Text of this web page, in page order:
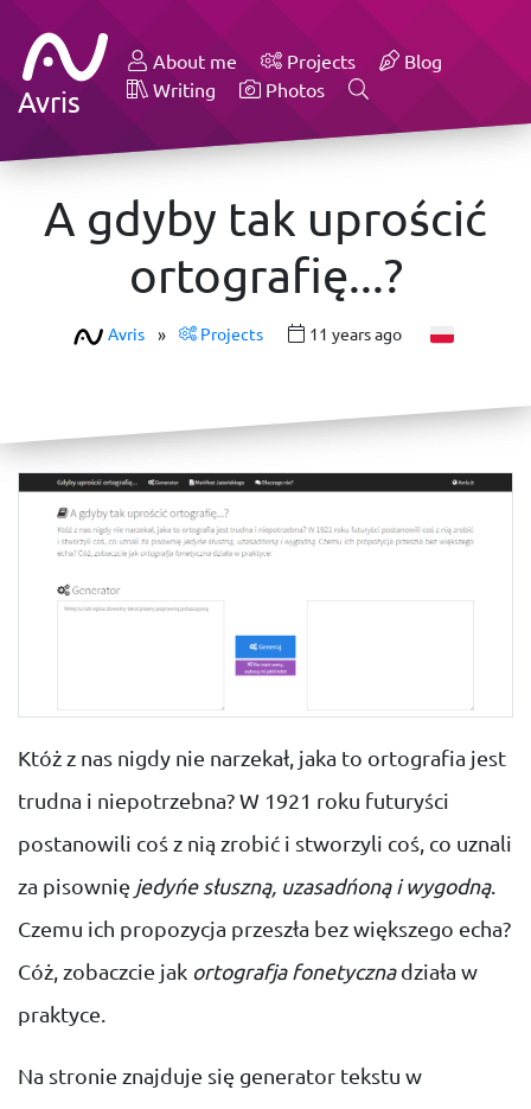
Avris
About me Projects
Blog
Writing
Photos
A gdyby tak uprościć
ortografię...?
Avris » Projects 11 years ago
Któż z nas nigdy nie narzekał, jaka to ortografia jest
trudna i niepotrzebna? W 1921 roku futuryści
postanowili coś z nią zrobić i stworzyli coś, co uznali
za pisownię jedyńe słuszną, uzasadńoną i wygodną.
Czemu ich propozycja przeszła bez większego echa?
Cóż, zobaczcie jak ortografja fonetycznadziała w
praktyce.
Na stronie znajduje się generator tekstu w